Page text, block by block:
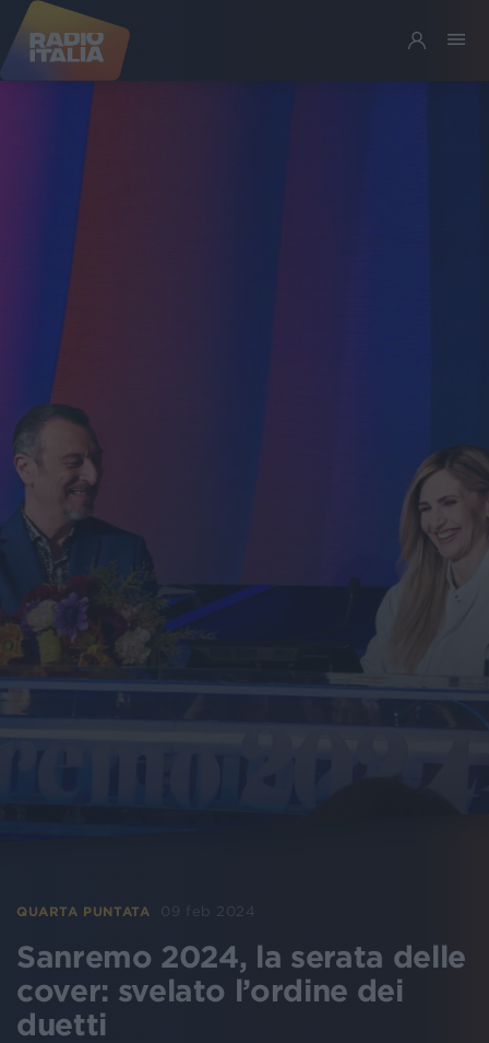
QUARTA PUNTATA 09 feb 2024
Sanremo 2024, la serata delle
cover: svelato l’ordine dei
duetti